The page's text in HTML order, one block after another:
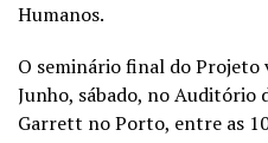
Humanos.
O seminário final do Projeto
Junho, sábado, no Auditório
Garrett no Porto, entre as